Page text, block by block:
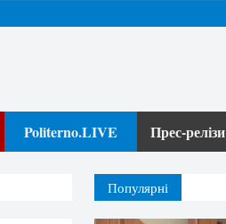
Politerno.LIVE Прес-релізи
Популярні